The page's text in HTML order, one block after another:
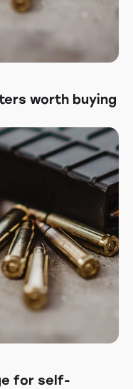
worth buying
for self-